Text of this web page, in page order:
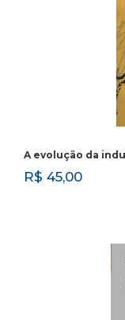
A evolução da
R$ 45,00